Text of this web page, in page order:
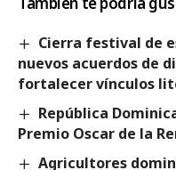
Cierra festival de
nuevos acuerdos de
fortalecer vínculos
República
Premio Oscar de la
Agricultores